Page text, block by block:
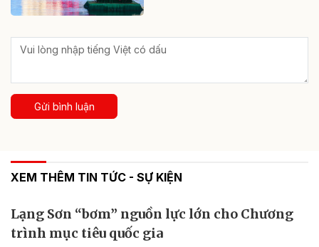
Gửi bình luận
XEM THÊM TIN TỨC - SỰ KIỆN
Lạng Sơn “bơm” nguồn lực lớn cho Chương
trình mục tiêu quốc gia